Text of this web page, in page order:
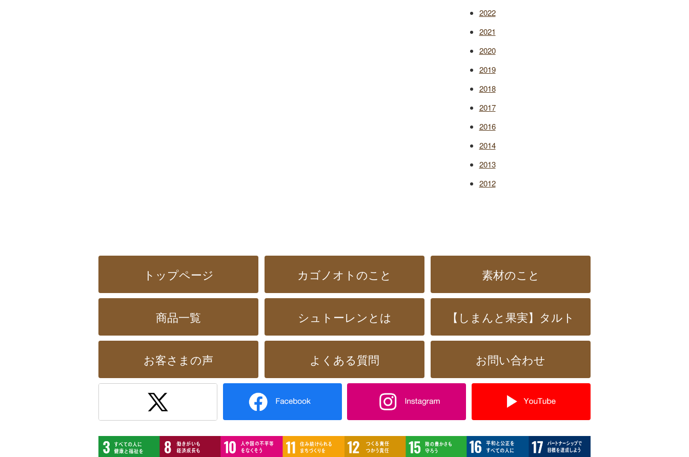
2022
2021
2020
2019
2018
2017
2016
2014
2013
2012
トップページ カゴノオトのこと 素材のこと
商品一覧 シュトーレンとは 【しまんと果実】タルト
お客さまの声 よくある質問 お問い合わせ